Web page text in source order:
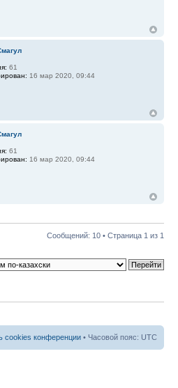
61
16 мар 2020, 09:44
61
16 мар 2020, 09:44
Сообщений: 10 • Страница 1 из 1
cookies конференции • Часовой пояс: UTC